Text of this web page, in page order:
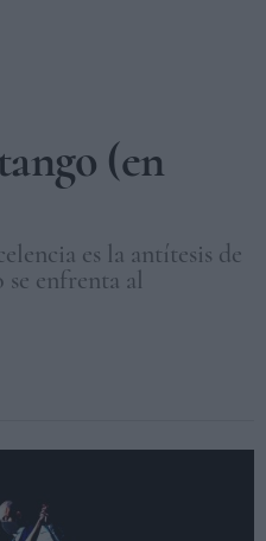
(en
es la antítesis de
se enfrenta al